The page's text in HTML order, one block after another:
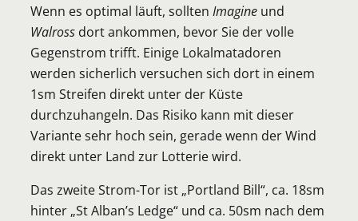
Wenn es optimal läuft, sollten Imagine und
Walross dort ankommen, bevor Sie der volle
Gegenstrom trifft. Einige Lokalmatadoren
werden sicherlich versuchen sich dort in einem
1sm Streifen direkt unter der Küste
durchzuhangeln. Das Risiko kann mit dieser
Variante sehr hoch sein, gerade wenn der Wind
direkt unter Land zur Lotterie wird.
Das zweite Strom-Tor ist „Portland Bill“, ca. 18sm
hinter „St Alban’s Ledge“ und ca. 50sm nach dem